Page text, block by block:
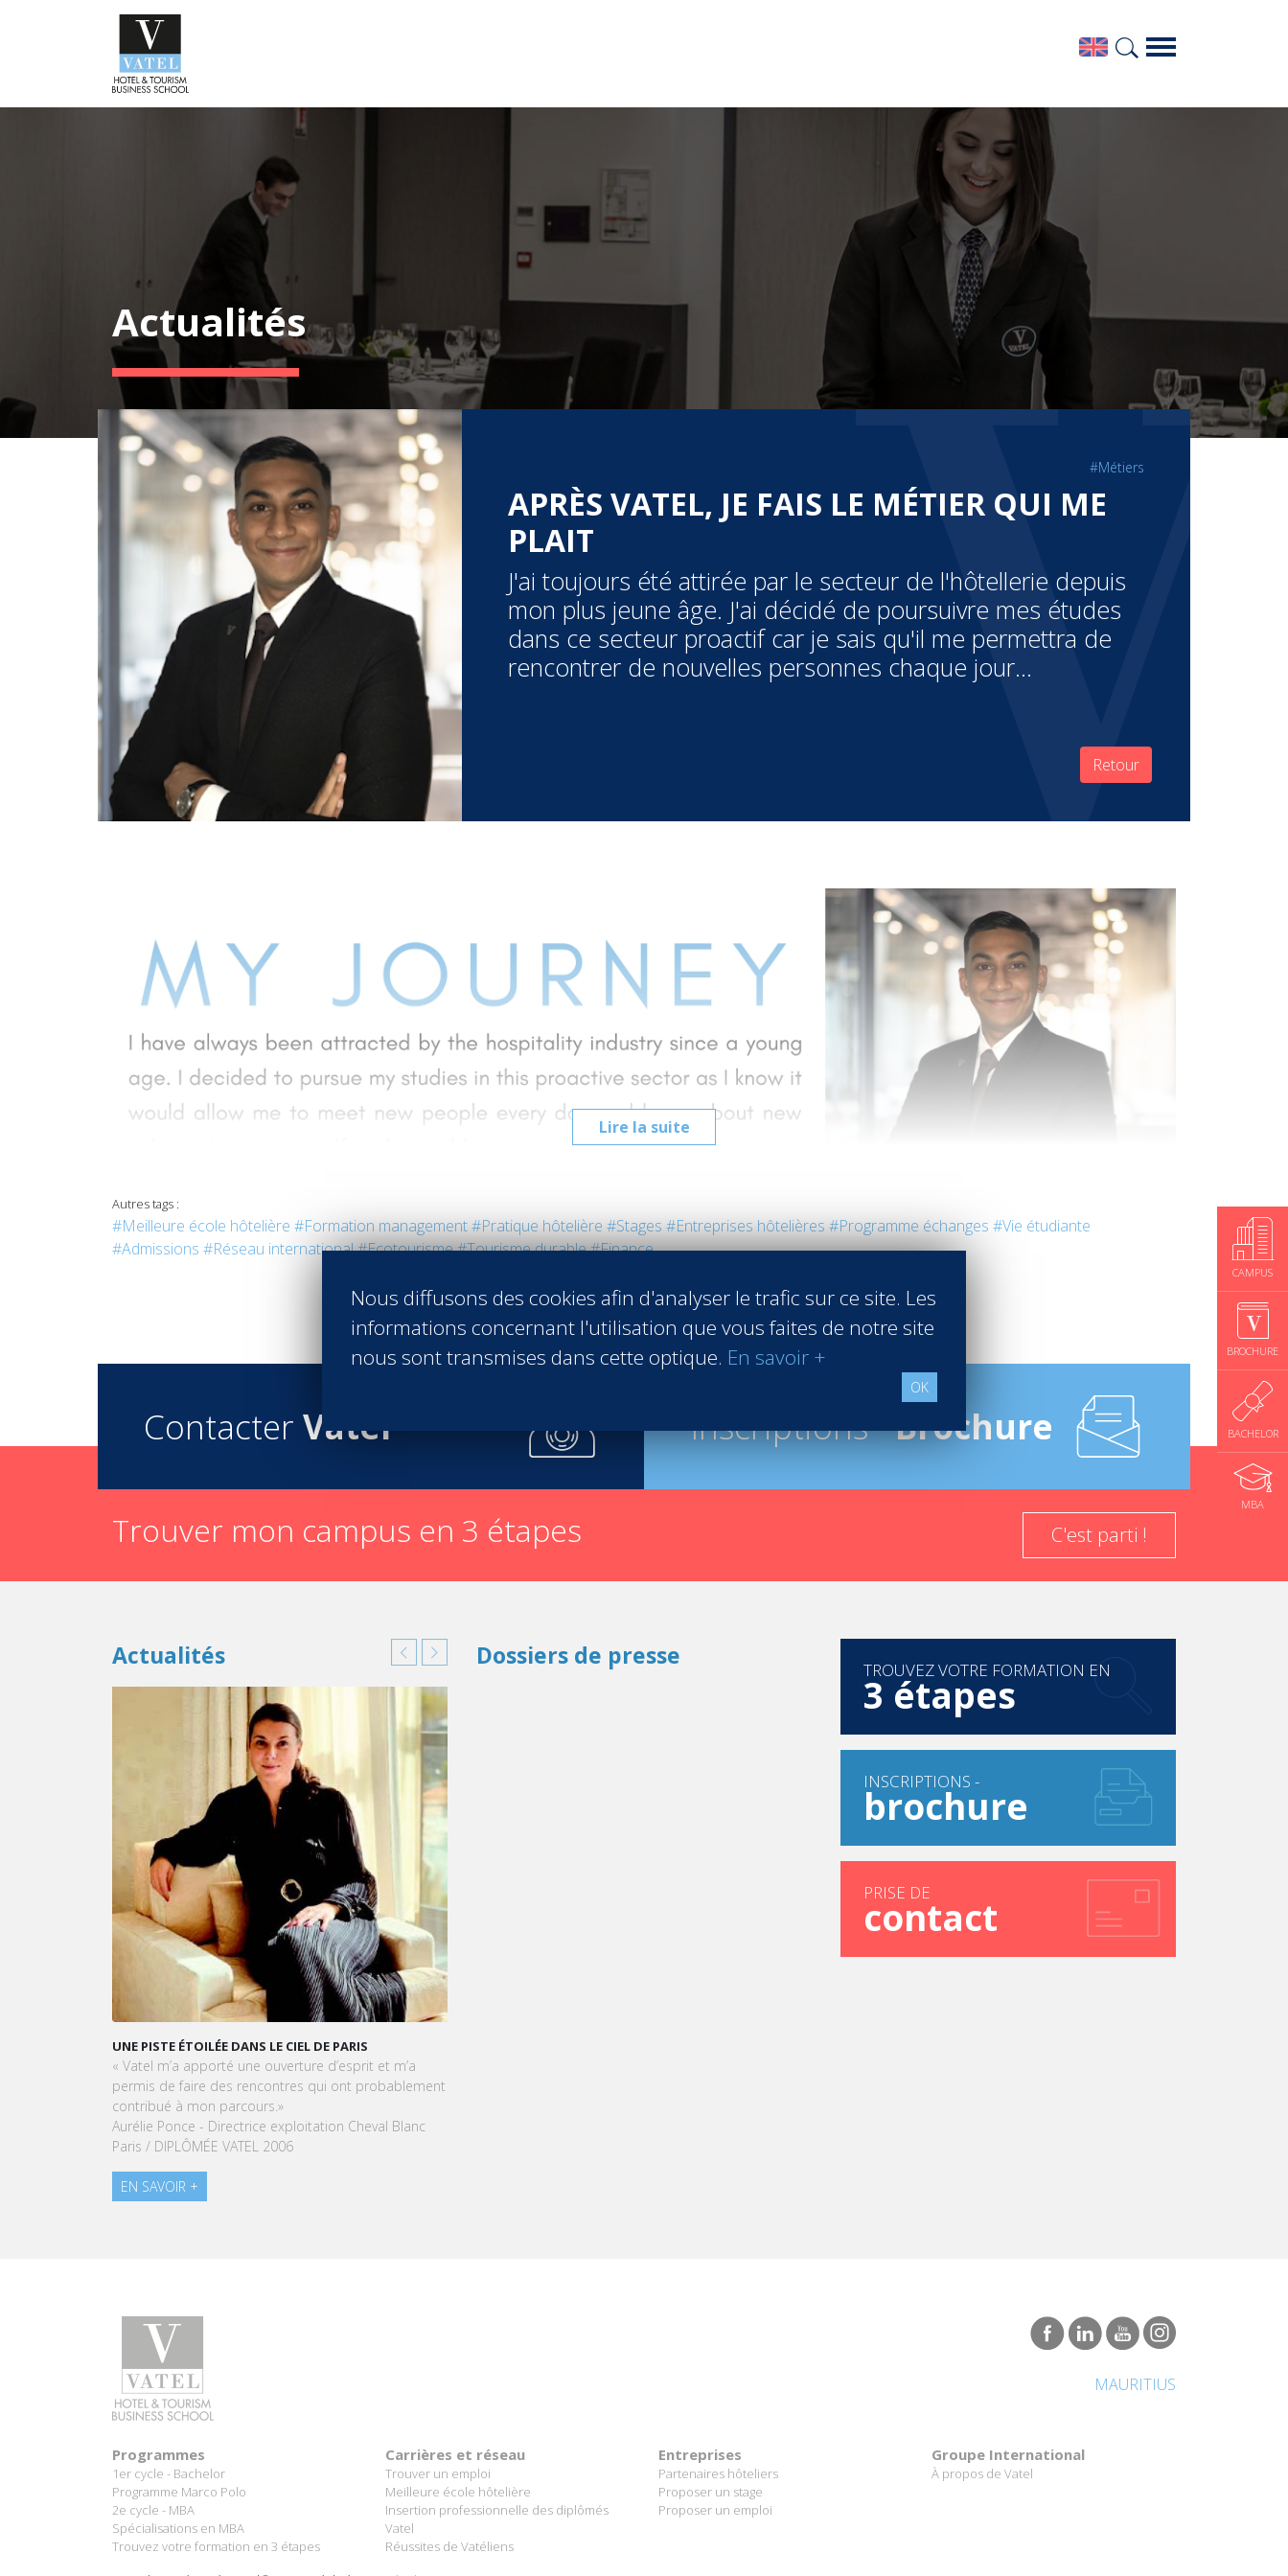
CAMPUS
BROCHURE
BACHELOR
MBA
Actualités
#Métiers
APRÈS VATEL, JE FAIS LE MÉTIER QUI ME
PLAIT
J'ai toujours été attirée par le secteur de l'hôtellerie depuis
mon plus jeune âge. J'ai décidé de poursuivre mes études
dans ce secteur proactif car je sais qu'il me permettra de
rencontrer de nouvelles personnes chaque jour...
Retour
Lire la suite
Autres tags :
#Meilleure école hôtelière #Formation management#Pratique hôtelière #Stages #Entreprises hôtelières #Programme échanges #Vie étudiante
#Admissions #Réseau international#Ecotourisme#Tourisme durable#Finance
Contacter Vatel Inscriptions -Brochure
Trouver mon campus en 3 étapes C'est parti !
Actualités
UNE PISTE ÉTOILÉE DANS LE CIEL DE PARIS
« Vatel m’a apporté une ouverture d’esprit et m’a
permis de faire des rencontres qui ont probablement
contribué à mon parcours.»
Aurélie Ponce - Directrice exploitation Cheval Blanc
Paris / DIPLÔMÉE VATEL 2006
VATEL MAURICE: LES ÉTUDIANTS SONT
OPÉRATIONNELS ET PRÊTS À L'EMPLOI DÈS LA FIN DE
LEUR CURSUS
et la préparation exceptionnelle des étudiants de
Dossiers de presse TROUVEZ VOTRE FORMATION EN
3 étapes
INSCRIPTIONS -
brochure
PRISE DE
contact
Nous diffusons des cookies afin d'analyser le trafic sur ce site. Les
informations concernant l'utilisation que vous faites de notre site
nous sont transmises dans cette optique. En savoir +
OK
MAURITIUS
Programmes
1er cycle - Bachelor
Programme Marco Polo
2e cycle - MBA
Spécialisations en MBA
Trouvez votre formation en 3 étapes
Carrières et réseau
Trouver un emploi
Meilleure école hôtelière
Insertion professionnelle des diplômés
Vatel
Réussites de Vatéliens
Entreprises
Partenaires hôteliers
Proposer un stage
Proposer un emploi
Groupe International
À propos de Vatel